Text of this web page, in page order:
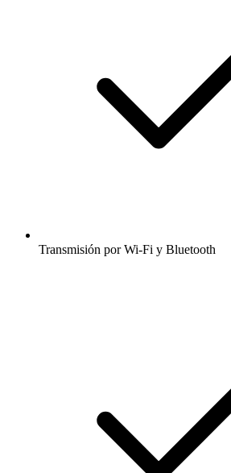
Transmisión por Wi-Fi y Bluetooth